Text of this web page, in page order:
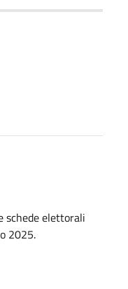
schede elettorali
2025.